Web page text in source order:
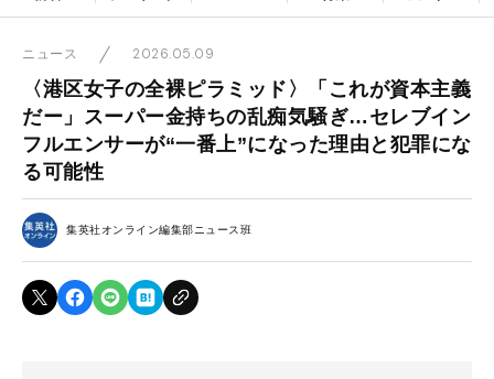
ニュース 2026.05.09
〈港区女子の全裸ピラミッド〉「これが資本主義
だー」スーパー金持ちの乱痴気騒ぎ…セレブイン
フルエンサーが“一番上”になった理由と犯罪にな
る可能性
集英社オンライン編集部ニュース班